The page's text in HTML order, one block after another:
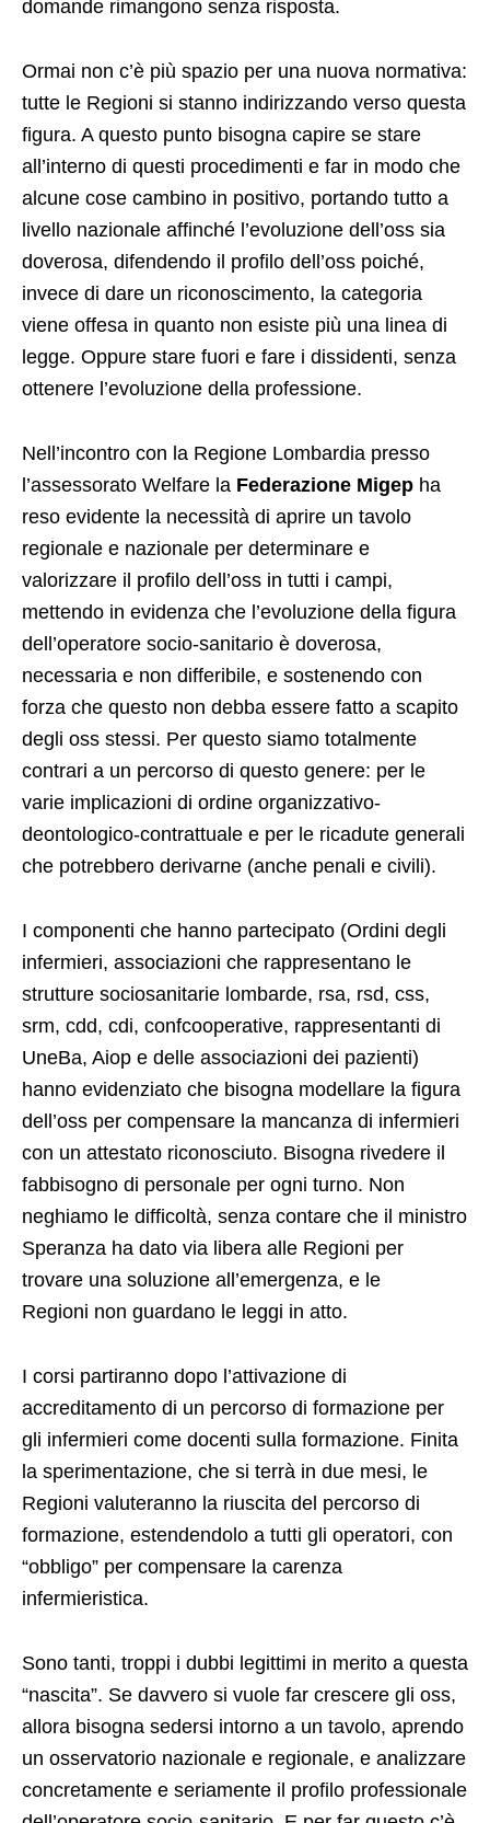
domande rimangono senza risposta.
Ormai non c’è più spazio per una nuova normativa:
tutte le Regioni si stanno indirizzando verso questa
figura. A questo punto bisogna capire se stare
all’interno di questi procedimenti e far in modo che
alcune cose cambino in positivo, portando tutto a
livello nazionale affinché l’evoluzione dell’oss sia
doverosa, difendendo il profilo dell’oss poiché,
invece di dare un riconoscimento, la categoria
viene offesa in quanto non esiste più una linea di
legge. Oppure stare fuori e fare i dissidenti, senza
ottenere l’evoluzione della professione.
Nell’incontro con la Regione Lombardia presso
l’assessorato Welfare la Federazione Migep ha
reso evidente la necessità di aprire un tavolo
regionale e nazionale per determinare e
valorizzare il profilo dell’oss in tutti i campi,
mettendo in evidenza che l’evoluzione della figura
dell’operatore socio-sanitario è doverosa,
necessaria e non differibile, e sostenendo con
forza che questo non debba essere fatto a scapito
degli oss stessi. Per questo siamo totalmente
contrari a un percorso di questo genere: per le
varie implicazioni di ordine organizzativo-
deontologico-contrattuale e per le ricadute generali
che potrebbero derivarne (anche penali e civili).
I componenti che hanno partecipato (Ordini degli
infermieri, associazioni che rappresentano le
strutture sociosanitarie lombarde, rsa, rsd, css,
srm, cdd, cdi, confcooperative, rappresentanti di
UneBa, Aiop e delle associazioni dei pazienti)
hanno evidenziato che bisogna modellare la figura
dell’oss per compensare la mancanza di infermieri
con un attestato riconosciuto. Bisogna rivedere il
fabbisogno di personale per ogni turno. Non
neghiamo le difficoltà, senza contare che il ministro
Speranza ha dato via libera alle Regioni per
trovare una soluzione all’emergenza, e le
Regioni non guardano le leggi in atto.
I corsi partiranno dopo l’attivazione di
accreditamento di un percorso di formazione per
gli infermieri come docenti sulla formazione. Finita
la sperimentazione, che si terrà in due mesi, le
Regioni valuteranno la riuscita del percorso di
formazione, estendendolo a tutti gli operatori, con
“obbligo” per compensare la carenza
infermieristica.
Sono tanti, troppi i dubbi legittimi in merito a questa
“nascita”. Se davvero si vuole far crescere gli oss,
allora bisogna sedersi intorno a un tavolo, aprendo
un osservatorio nazionale e regionale, e analizzare
concretamente e seriamente il profilo professionale